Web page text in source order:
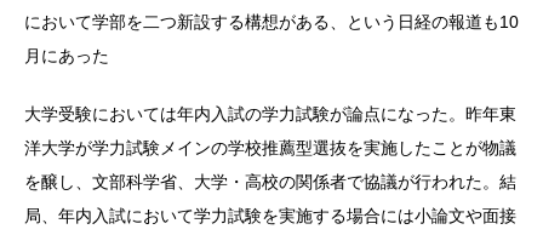
において学部を二つ新設する構想がある、という日経の報道も10
月にあった
大学受験においては年内入試の学力試験が論点になった。昨年東
洋大学が学力試験メインの学校推薦型選抜を実施したことが物議
を醸し、文部科学省、大学・高校の関係者で協議が行われた。結
局、年内入試において学力試験を実施する場合には小論文や面接